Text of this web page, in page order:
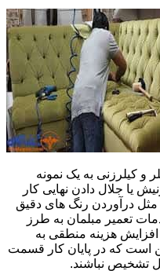
و کیلرزنی به یک نمونه
یا جلال دادن نهایی کار
درآوردن رنگ های دقیق
تعمیر مبلمان به طرز
هزینه منطقی به
است که در پایان کار قسمت
تشخیص نباشند.